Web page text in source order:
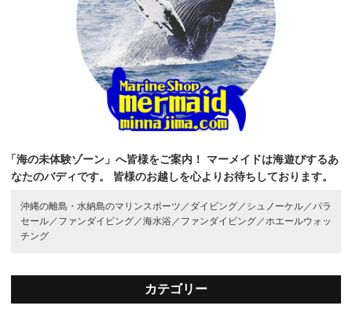
「海の未体験ゾーン」へ皆様をご案内！
マーメイドは海遊びするあ
なたのバディです。
皆様のお越しを心よりお待ちしております。
沖縄の離島・水納島のマリンスポーツ／ ダイビング／ シュノーケル／パラ
セール／ ファンダイビング／海水浴／ ファンダイビング／ホエールウォッ
チング
カテゴリー